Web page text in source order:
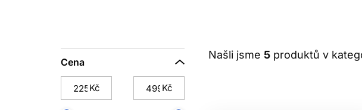
Začněte tím, co vlasy a pokožka skutečně potřebují.
zacuchávají nebo působí drsně, přidejte
návodu a nemusí patřit do každého mytí. Primer je
jemných vlasů začínejte menším
Cena
Kč Kč
Našli jsme 5 produktů v